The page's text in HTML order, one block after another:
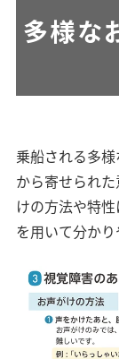
多様な
乗船される多
から寄せられ
けの方法や特
を用いて分かり